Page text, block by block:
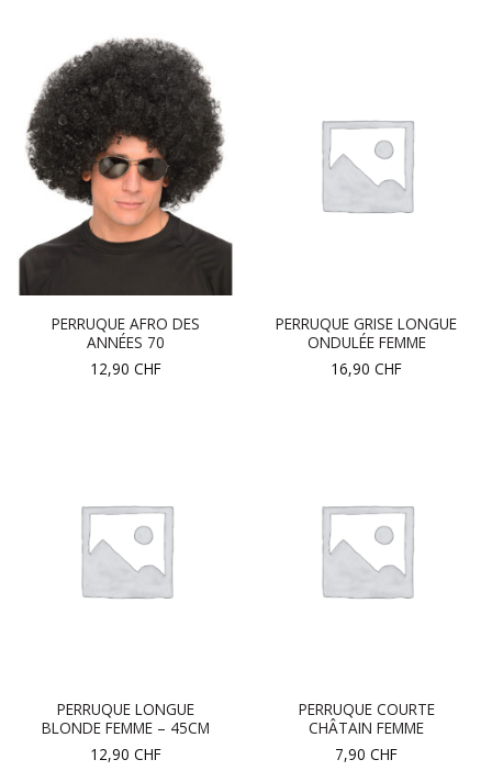
PERRUQUE AFRO DES
ANNÉES 70
12,90 CHF
PERRUQUE GRISE LONGUE
ONDULÉE FEMME
16,90 CHF
PERRUQUE LONGUE
BLONDE FEMME – 45CM
12,90 CHF
PERRUQUE COURTE
CHÂTAIN FEMME
7,90 CHF